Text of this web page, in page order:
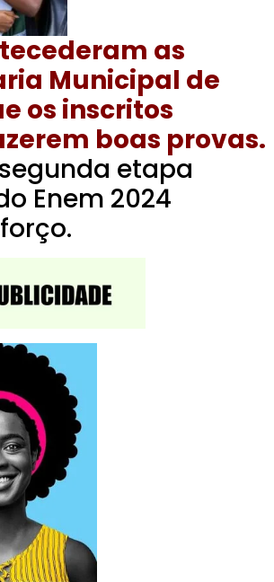
as
Municipal de
os inscritos
boas provas.
etapa
Enem 2024